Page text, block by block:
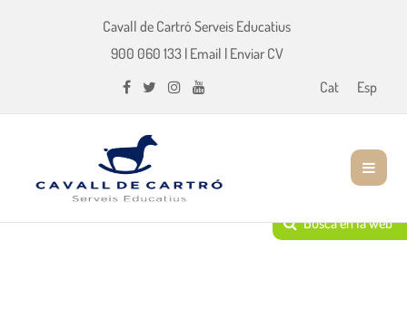
Cavall de Cartró Serveis Educatius
900 060 133| Email | Enviar CV
Cat
Esp